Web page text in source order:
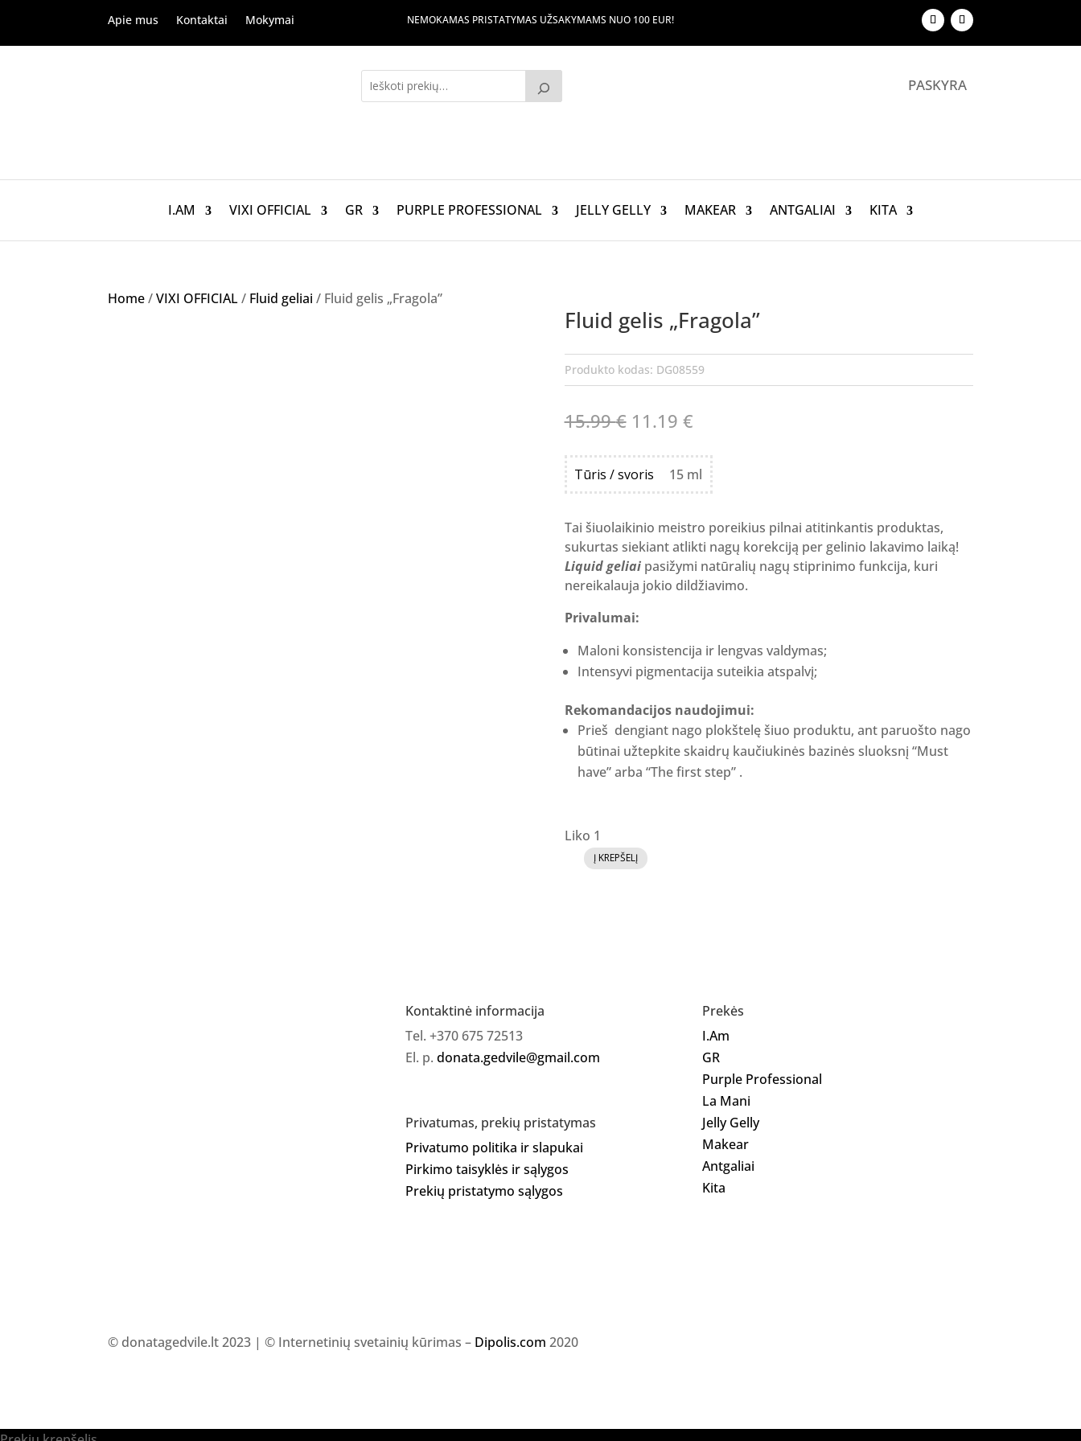
Apie mus Kontaktai Mokymai NEMOKAMAS PRISTATYMAS UŽSAKYMAMS NUO 100 EUR!
PASKYRA
I.AM VIXI OFFICIAL GR PURPLE PROFESSIONAL JELLY GELLY MAKEAR ANTGALIAI KITA
Home/VIXI OFFICIAL/ Fluid geliai / Fluid gelis „Fragola”
Fluid gelis „Fragola”
Produkto kodas: DG08559
15.99€ Original
was:
15.99 €.
11.19 €Current
is:
11.19 €.
Tūris / svoris 15 ml
Tai šiuolaikinio meistro poreikius pilnai atitinkantis produktas,
sukurtas siekiant atlikti nagų korekciją per gelinio lakavimo laiką!
Liquid geliaipasižymi natūralių nagų stiprinimo funkcija, kuri
nereikalauja jokio dildžiavimo.
Privalumai:
Maloni konsistencija ir lengvas valdymas;
Intensyvi pigmentacija suteikia atspalvį;
Rekomandacijos naudojimui:
Prieš dengiant nago plokštelę šiuo produktu, ant paruošto nago
būtinai užtepkite skaidrų kaučiukinės bazinės sluoksnį “Must
have” arba “The first step” .
Liko 1
produkto
Į KREPŠELĮ
Kontaktinė informacija
Tel. +370 675 72513
El. p. donata.gedvile@gmail.com
Privatumas, prekių pristatymas
Privatumo politika ir slapukai
Pirkimo taisyklės ir sąlygos
Prekių pristatymo sąlygos
Prekės
I.Am
GR
Purple Professional
La Mani
Jelly Gelly
Makear
Antgaliai
Kita
© donatagedvile.lt 2023 | © Internetinių svetainių kūrimas – Dipolis.com 2020